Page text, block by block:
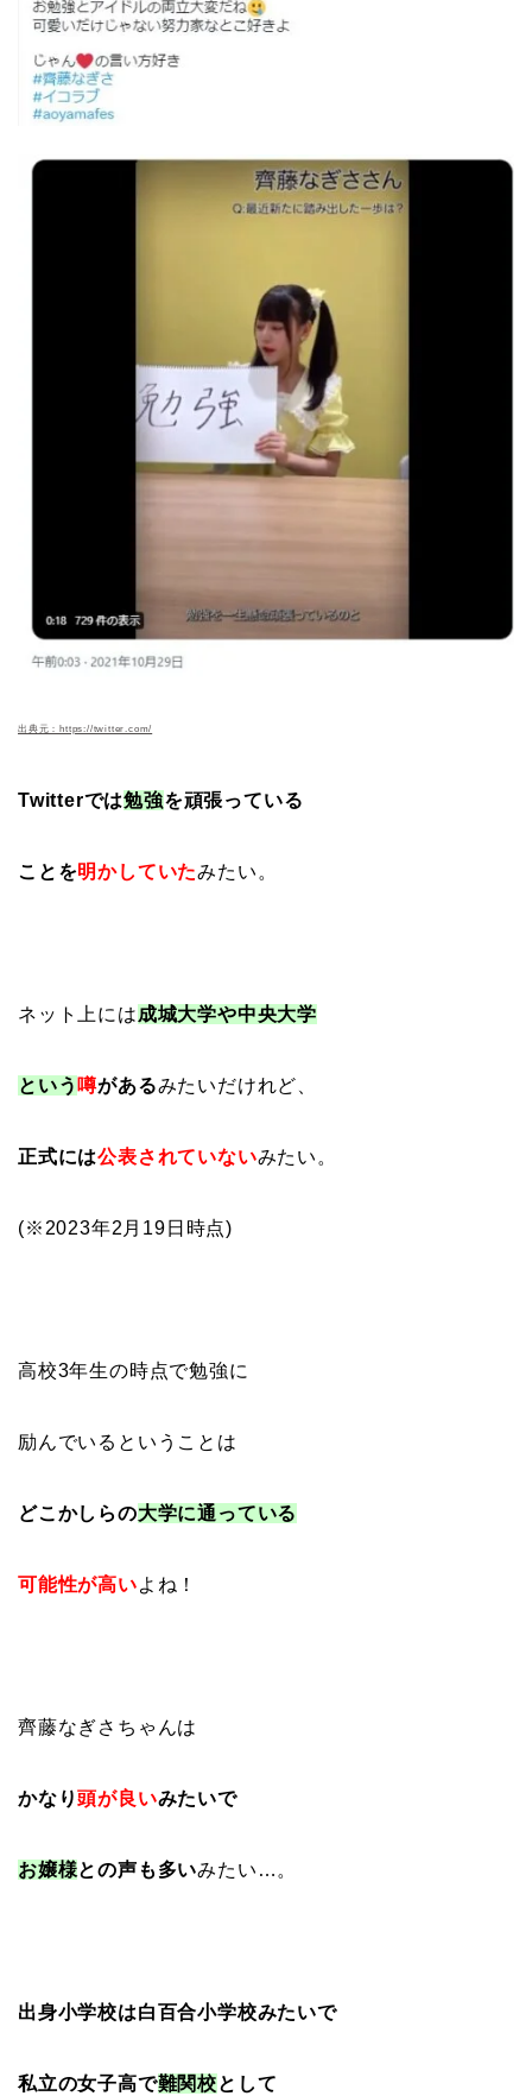
出典元：https://twitter.com/
Twitterでは勉強を頑張っている
ことを明かしていたみたい。
ネット上には成城大学や中央大学
という 噂があるみたいだけれど、
正式には公表されていないみたい。
(※2023年2月19日時点)
高校3年生の時点で勉強に
励んでいるということは
どこかしらの大学に通っている
可能性が高いよね！
齊藤なぎさちゃんは
かなり頭が良いみたいで
お嬢様との声も多いみたい…。
出身小学校は白百合小学校みたいで
私立の女子高で難関校として